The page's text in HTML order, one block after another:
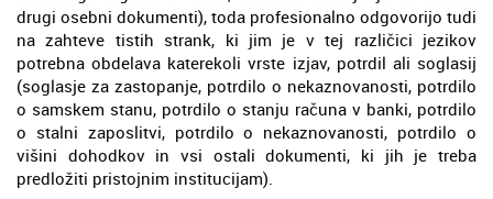
drugi osebni dokumenti), toda profesionalno odgovorijo tudi
na zahteve tistih strank, ki jim je v tej različici jezikov
potrebna obdelava katerekoli vrste izjav, potrdil ali soglasij
(soglasje za zastopanje, potrdilo o nekaznovanosti, potrdilo
o samskem stanu, potrdilo o stanju računa v banki, potrdilo
o stalni zaposlitvi, potrdilo o nekaznovanosti, potrdilo o
višini dohodkov in vsi ostali dokumenti, ki jih je treba
predložiti pristojnim institucijam).